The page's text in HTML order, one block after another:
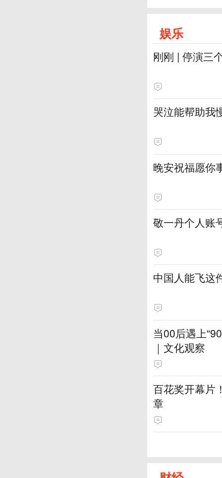
娱乐
刚刚 | 停演三
哭泣能帮助我
晚安祝福愿你
敬一丹个人账
中国人能飞这
当00后遇上
｜文化观察
百花奖开幕片
章